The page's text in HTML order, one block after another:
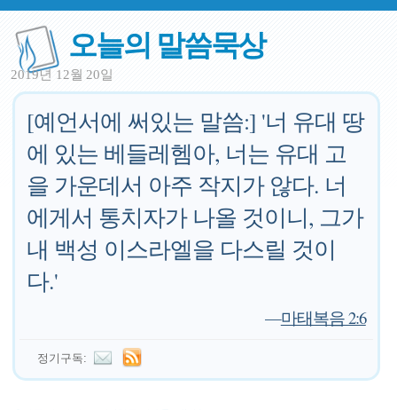
오늘의 말씀묵상
2019년 12월 20일
[예언서에 써있는 말씀:] '너 유대 땅
에 있는 베들레헴아, 너는 유대 고
을 가운데서 아주 작지가 않다. 너
에게서 통치자가 나올 것이니, 그가
내 백성 이스라엘을 다스릴 것이
다.'
—마태복음 2:6
정기구독: